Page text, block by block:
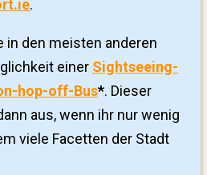
.
in den meisten anderen
einer Sightseeing-
hop-off-Bus*. Dieser
aus, wenn ihr nur wenig
viele Facetten der Stadt